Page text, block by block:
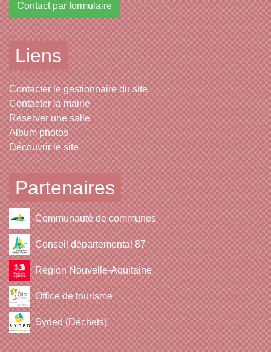
Contact par formulaire
Liens
Contacter le gestionnaire du site
Contacter la mairie
Réserver une salle
Album photos
Découvrir le site
Partenaires
Communauté de communes
Conseil départemental 87
Région Nouvelle-Aquitaine
Office de tourisme
Syded (Déchets)